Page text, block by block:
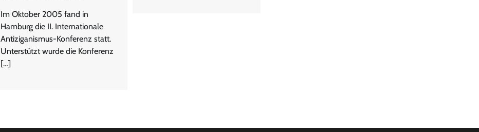
Im Oktober 2005 fand in
Hamburg die II. Internationale
Antiziganismus-Konferenz statt.
Unterstützt wurde die Konferenz
[…]